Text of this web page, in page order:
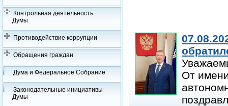
Контрольная деятельность
Думы
Противодействие коррупции
Обращения граждан
Дума и Федеральное Собрание
Законодательные инициативы
Думы
От